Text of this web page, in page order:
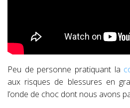
Peu de personne pratiquant la
aux risques de blessures en
l’onde de choc dont nous avons